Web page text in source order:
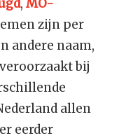
, MO-
zijn per
andere naam,
bij
allen
eerder